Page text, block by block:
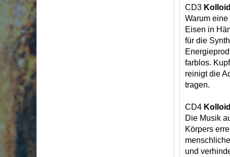
CD3
Warum
Eisen in
für die
farblos.
reinigt die
tragen.
CD4
Die Musik
Körpers
und